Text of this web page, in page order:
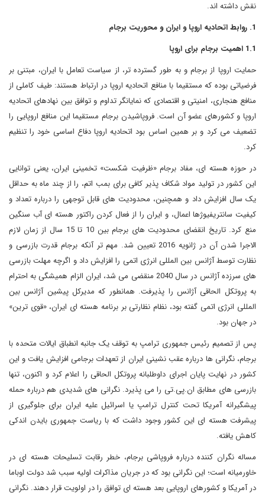
نقش داشته اند.
1. روابط اتحادیه اروپا و ایران و محوریت برجام
1.1 اهمیت برجام برای اروپا
حمایت اروپا از برجام و به طور گسترده تر، از سیاست تعامل با ایران، مبتنی بر
فرضیاتی بوده که مستقیما با منافع اتحادیه اروپا در ارتباط هستند: طیف کاملی از
منافع هنجاری، امنیتی و اقتصادی که نمایانگر تداوم و توافق بین نهادهای اتحادیه
اروپا و کشورهای عضو آن است. فروپاشیدن برجام مستقیما این منافع اروپایی را
تضعیف می کرد و بر همین اساس بود اتحادیه اروپا دفاع اساسی خود را تنظیم
کرد.
در حوزه هسته ای، مفاد برجام «ظرفیت شکست» تخمینی ایران، یعنی توانایی
این کشور در تولید مواد شکاف پذیر کافی برای بمب اتم، را از چند ماه به حداقل
یک سال افزایش داد و همچنین، محدودیت های قابل توجهی را درباره تعداد و
کیفیت سانتریفیوژها اعمال، و ایران را از فعال کردن راکتور هسته ای آب سنگین
منع کرد. تاریخ انقضای محدودیت های برجام بین 10 تا 15 سال از زمان لازم
الاجرا شدن آن در ژانویه 2016 تعیین شد. مهم تر آنکه برجام قدرت بازرسی و
نظارت توسط آژانس بین المللی انرژی اتمی را افزایش داد و اگرچه مهلت بازرسی
های سرزده آژانس در سال 2040 منقضی می شد، ایران الزام همیشگی به احترام
به پروتکل الحاقی آژانس را پذیرفت. همانطور که مدیرکل پیشین آژانس بین
المللی انرژی اتمی گفته بود، نظام نظارتی بر برنامه هسته ای ایران، «قوی ترین»
در جهان بود.
پس از تصمیم رئیس جمهوری ترامپ به توقف یک جانبه انطباق ایالات متحده با
برجام، نگرانی ها درباره عقب نشینی ایران از تعهدات برجامی افزایش یافت و این
کشور در نهایت پایان اجرای داوطلبانه پروتکل الحاقی را اعلام کرد و اکنون، تنها
بازرسی های مطابق ان.پی.تی را می پذیرد. نگرانی های شدیدی هم درباره حمله
پیشگیرانه آمریکا تحت کنترل ترامپ یا اسرائیل علیه ایران برای جلوگیری از
پیشرفت هسته ای این کشور وجود داشت که با ریاست جمهوری بایدن اندکی
کاهش یافته.
مساله نگران کننده درباره فروپاشی برجام، خطر رقابت تسلیحات هسته ای در
خاورمیانه است؛ این نگرانی بود که در جریان مذاکرات اولیه سبب شد دولت اوباما
در آمریکا و کشورهای اروپایی بعد هسته ای توافق را در اولویت قرار دهند. نگرانی